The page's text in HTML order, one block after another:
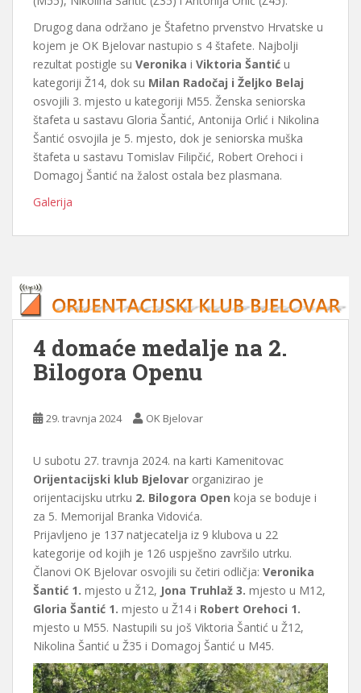
Drugog dana održano je Štafetno prvenstvo Hrvatske u
kojem je OK Bjelovar nastupio s 4 štafete. Najbolji
rezultat postigle su Veronika i Viktoria Šantić u
kategoriji Ž14, dok su Milan Radočaj i Željko Belaj
osvojili 3. mjesto u kategoriji M55. Ženska seniorska
štafeta u sastavu Gloria Šantić, Antonija Orlić i Nikolina
Šantić osvojila je 5. mjesto, dok je seniorska muška
štafeta u sastavu Tomislav Filipčić, Robert Orehoci i
Domagoj Šantić na žalost ostala bez plasmana.
Galerija
4 domaće medalje na 2.
Bilogora Openu
29. travnja 2024 OK Bjelovar
U subotu 27. travnja 2024. na karti Kamenitovac
Orijentacijski klub Bjelovar organizirao je
orijentacijsku utrku 2. Bilogora Open koja se boduje i
za 5. Memorijal Branka Vidovića.
Prijavljeno je 137 natjecatelja iz 9 klubova u 22
kategorije od kojih je 126 uspješno završilo utrku.
Članovi OK Bjelovar osvojili su četiri odličja: Veronika
Šantić 1. mjesto u Ž12, Jona Truhlaž 3. mjesto u M12,
Gloria Šantić 1. mjesto u Ž14 i Robert Orehoci 1.
mjesto u M55. Nastupili su još Viktoria Šantić u Ž12,
Nikolina Šantić u Ž35 i Domagoj Šantić u M45.